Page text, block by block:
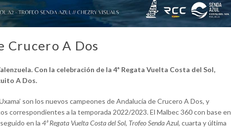
Crucero A Dos
Con la celebración de la 4ª Regata Vuelta Costa del Sol,
A Dos.
son los nuevos campeones de Andalucía de Crucero A Dos, y
correspondientes a la temporada 2022/2023. El Malbec 360 con base en
en la 4ª Regata Vuelta Costa del Sol, Trofeo Senda Azul, cuarta y última